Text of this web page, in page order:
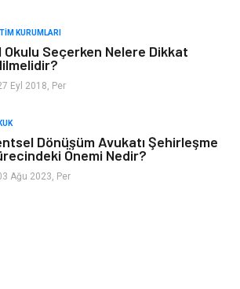
Ambalaj
KURUMLARI
Okulu Seçerken Nelere Dikkat
Eyl 2018, Per
Dönüşüm Avukatı Şehirleşme
Önemi Nedir?
Ağu 2023, Per